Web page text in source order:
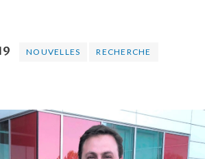
NOUVELLES RECHERCHE